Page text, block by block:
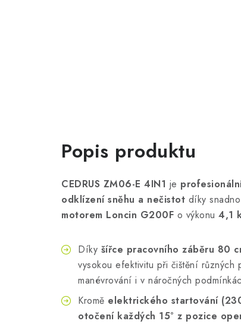
Popis produktu
CEDRUS ZM06-E 4IN1 je
odklízení sněhu a nečistot díky
motorem Loncin G200F o výkonu 4,1
Díky šířce pracovního záběru 80
vysokou efektivitu při čištění různých
manévrování i v náročných
Kromě elektrického startování
otočení každých 15° z pozice